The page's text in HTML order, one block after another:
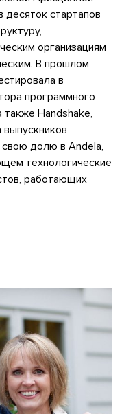
десяток стартапов
организациям
В прошлом
в
программного
Handshake,
долю в Andela,
технологические
работающих